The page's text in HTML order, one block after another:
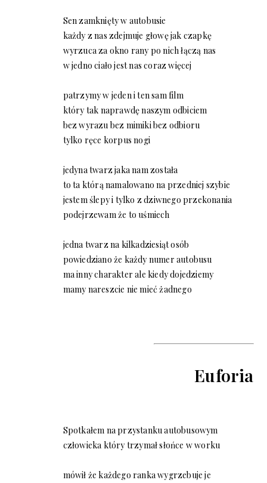
Sen zamknięty w autobusie
każdy z nas zdejmuje głowę jak czapkę
wyrzuca za okno rany po nich łączą nas
w jedno ciało jest nas coraz więcej
patrzymy w jeden i ten sam film
który tak naprawdę naszym odbiciem
bez wyrazu bez mimiki bez odbioru
tylko ręce korpus nogi
jedyna twarz jaka nam została
to ta którą namalowano na przedniej szybie
jestem ślepy i tylko z dziwnego przekonania
podejrzewam że to uśmiech
jedna twarz na kilkadziesiąt osób
powiedziano że każdy numer autobusu
ma inny charakter ale kiedy dojedziemy
mamy nareszcie nie mieć żadnego
Euforia
Spotkałem na przystanku autobusowym
człowieka który trzymał słońce w worku
mówił że każdego ranka wygrzebuje je